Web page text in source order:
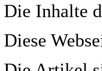
Die Inhalte
Diese